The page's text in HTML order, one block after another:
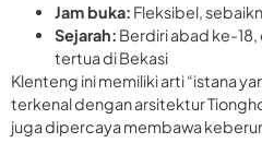
Jam buka: Fleksibel,
Sejarah: Berdiri abad ke-
tertua di Bekasi
Klenteng ini memiliki arti “istana
terkenal dengan arsitektur
juga dipercaya membawa